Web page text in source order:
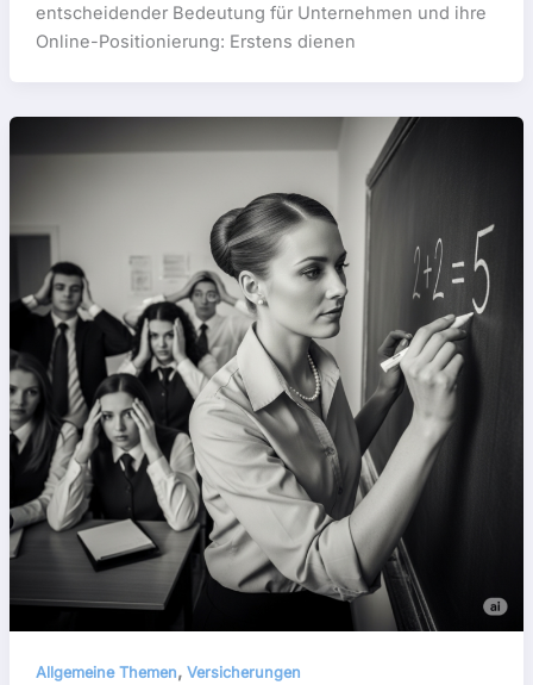
entscheidender Bedeutung für Unternehmen und ihre
Online-Positionierung: Erstens dienen
Allgemeine Themen, Versicherungen